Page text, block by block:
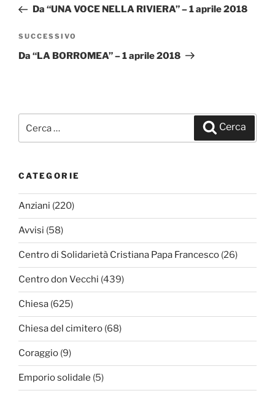
precedente:
Da “UNA VOCE NELLA RIVIERA” – 1 aprile 2018
Articolo
successivo
SUCCESSIVO
Da “LA BORROMEA” – 1 aprile 2018
Cerca
CATEGORIE
Anziani (220)
Avvisi (58)
Centro di Solidarietà Cristiana Papa Francesco (26)
Centro don Vecchi (439)
Chiesa (625)
Chiesa del cimitero (68)
Coraggio (9)
Emporio solidale (5)